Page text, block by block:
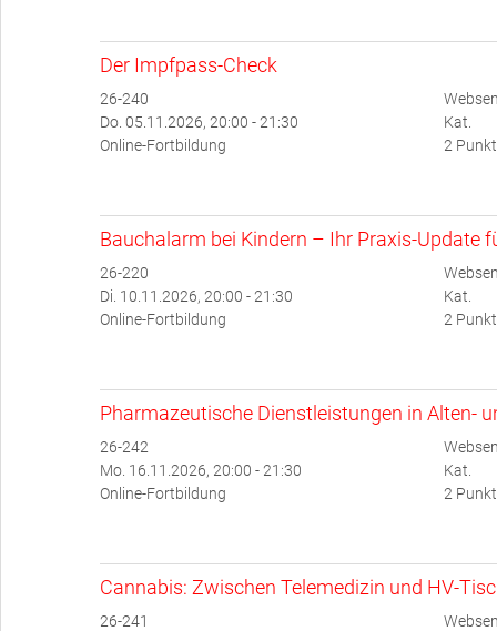
Der Impfpass-Check
26-240
Do. 05.11.2026, 20:00 - 21:30
Online-Fortbildung
Kat.
2
Bauchalarm bei Kindern – Ihr Praxis-Update
26-220
Di. 10.11.2026, 20:00 - 21:30
Online-Fortbildung
Kat.
2
Pharmazeutische Dienstleistungen in Alten-
26-242
Mo. 16.11.2026, 20:00 - 21:30
Online-Fortbildung
Kat.
2
Cannabis: Zwischen Telemedizin und HV-
26-241